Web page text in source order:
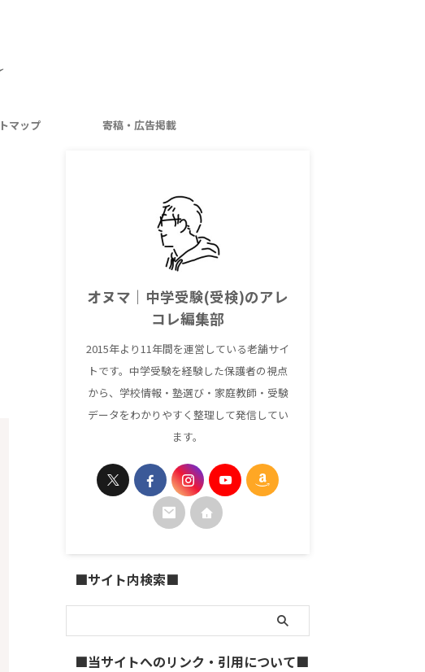
マップ 寄稿・広告掲載
オヌマ｜中学受験(受検)のアレ
コレ編集部
2015年より11年間を運営している老舗サイ
トです。中学受験を経験した保護者の視点
から、学校情報・塾選び・家庭教師・受験
データをわかりやすく整理して発信してい
ます。
■サイト内検索■
■当サイトへのリンク・引用について■